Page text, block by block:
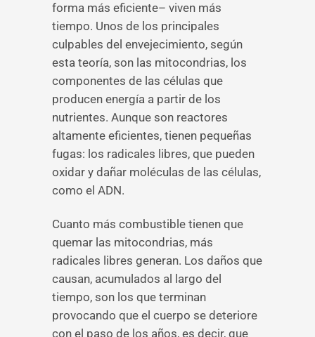
forma más eficiente– viven más
tiempo. Unos de los principales
culpables del envejecimiento, según
esta teoría, son las mitocondrias, los
componentes de las células que
producen energía a partir de los
nutrientes. Aunque son reactores
altamente eficientes, tienen pequeñas
fugas: los radicales libres, que pueden
oxidar y dañar moléculas de las células,
como el ADN.
Cuanto más combustible tienen que
quemar las mitocondrias, más
radicales libres generan. Los daños que
causan, acumulados al largo del
tiempo, son los que terminan
provocando que el cuerpo se deteriore
con el paso de los años, es decir, que